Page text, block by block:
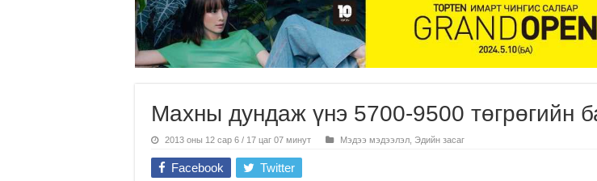
Махны дундаж үнэ 5700-9500 төгрөгийн
2013 оны 12 сар 6 / 17 цаг 07 минут Мэдээ мэдээлэл Эдийн засаг
Facebook Twitter